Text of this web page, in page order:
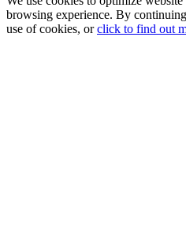
browsing experience. By
use of cookies, orclick to find out